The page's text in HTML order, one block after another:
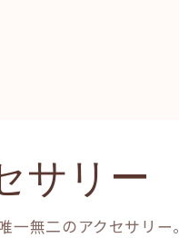
サリー
一無二のアクセサリー。